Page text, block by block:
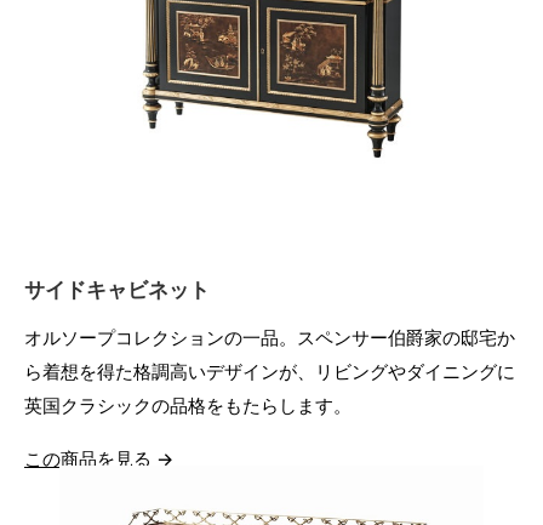
サイドキャビネット
オルソープコレクションの一品。スペンサー伯爵家の邸宅か
ら着想を得た格調高いデザインが、リビングやダイニングに
英国クラシックの品格をもたらします。
この商品を見る →